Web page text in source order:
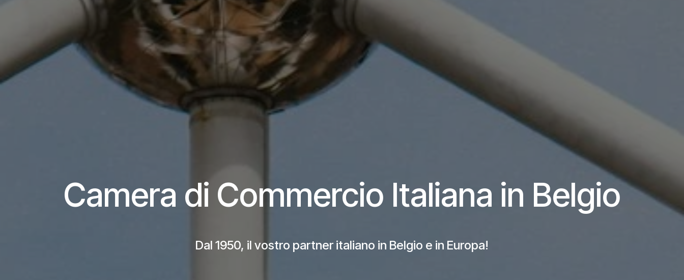
Camera di Commercio Italiana in Belgio
Dal 1950, il vostro partner italiano in Belgio e in Europa!